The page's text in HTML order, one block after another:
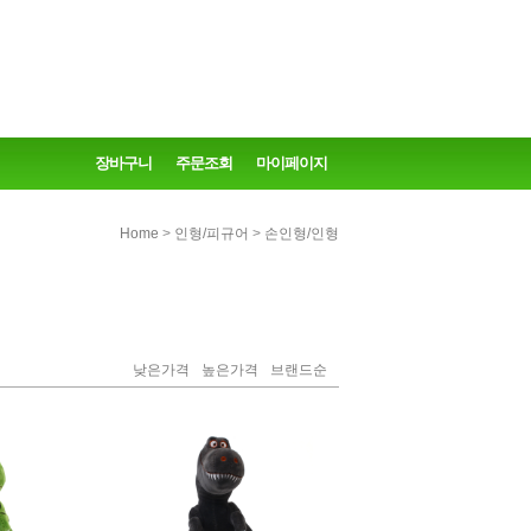
장바구니 주문조회 마이페이지
Home > 인형/피규어 > 손인형/인형
낮은가격 높은가격 브랜드순